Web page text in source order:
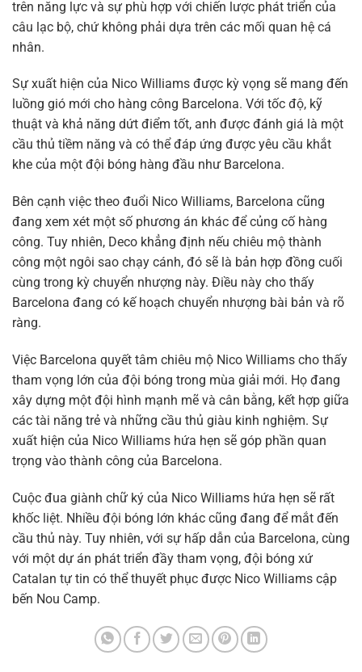
trên năng lực và sự phù hợp với chiến lược phát triển của
câu lạc bộ, chứ không phải dựa trên các mối quan hệ cá
nhân.
Sự xuất hiện của Nico Williams được kỳ vọng sẽ mang đến
luồng gió mới cho hàng công Barcelona. Với tốc độ, kỹ
thuật và khả năng dứt điểm tốt, anh được đánh giá là một
cầu thủ tiềm năng và có thể đáp ứng được yêu cầu khắt
khe của một đội bóng hàng đầu như Barcelona.
Bên cạnh việc theo đuổi Nico Williams, Barcelona cũng
đang xem xét một số phương án khác để củng cố hàng
công. Tuy nhiên, Deco khẳng định nếu chiêu mộ thành
công một ngôi sao chạy cánh, đó sẽ là bản hợp đồng cuối
cùng trong kỳ chuyển nhượng này. Điều này cho thấy
Barcelona đang có kế hoạch chuyển nhượng bài bản và rõ
ràng.
Việc Barcelona quyết tâm chiêu mộ Nico Williams cho thấy
tham vọng lớn của đội bóng trong mùa giải mới. Họ đang
xây dựng một đội hình mạnh mẽ và cân bằng, kết hợp giữa
các tài năng trẻ và những cầu thủ giàu kinh nghiệm. Sự
xuất hiện của Nico Williams hứa hẹn sẽ góp phần quan
trọng vào thành công của Barcelona.
Cuộc đua giành chữ ký của Nico Williams hứa hẹn sẽ rất
khốc liệt. Nhiều đội bóng lớn khác cũng đang để mắt đến
cầu thủ này. Tuy nhiên, với sự hấp dẫn của Barcelona, cùng
với một dự án phát triển đầy tham vọng, đội bóng xứ
Catalan tự tin có thể thuyết phục được Nico Williams cập
bến Nou Camp.